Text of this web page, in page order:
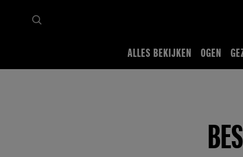
ALLES BEKIJKEN OGEN
Ogen Make-up voor wenkbrauwen tutorials